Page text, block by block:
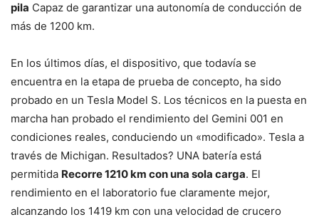
pila Capaz de garantizar una autonomía de conducción de
más de 1200 km.
En los últimos días, el dispositivo, que todavía se
encuentra en la etapa de prueba de concepto, ha sido
probado en un Tesla Model S. Los técnicos en la puesta en
marcha han probado el rendimiento del Gemini 001 en
condiciones reales, conduciendo un «modificado». Tesla a
través de Michigan. Resultados? UNA batería está
permitida Recorre 1210 km con una sola carga. El
rendimiento en el laboratorio fue claramente mejor,
alcanzando los 1419 km con una velocidad de crucero